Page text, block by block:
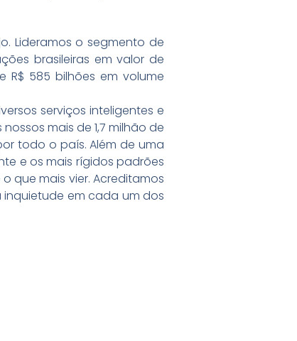
Lideramos o segmento de
brasileiras em valor de
R$ 585 bilhões em volume
serviços inteligentes e
mais de 1,7 milhão de
todo o país. Além de uma
e os mais rígidos padrões
que mais vier. Acreditamos
em cada um dos